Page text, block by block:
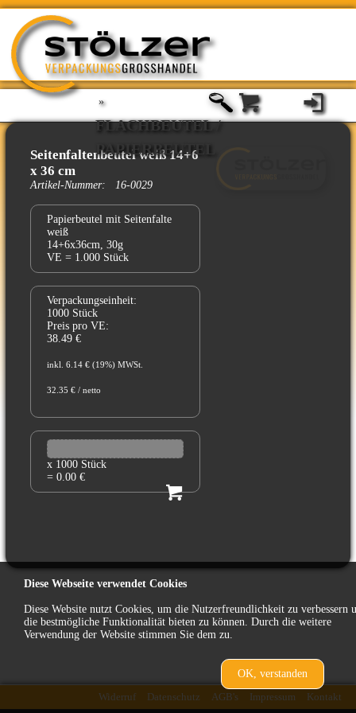
»
FLACHBEUTEL /
PAPIERBEUTEL
Seitenfaltenbeutel weiß 14+6
x 36 cm
Artikel-Nummer: 16-0029
Papierbeutel mit Seitenfalte
weiß
14+6x36cm, 30g
VE = 1.000 Stück
Verpackungseinheit:
1000 Stück
Preis pro VE:
38.49 €
inkl. 6.14 € (19%) MWSt.
32.35 € / netto
x 1000 Stück
= 0.00 €
zurück
Kontakt
Impressum
AGB's
Datenschutz
Widerruf
Diese Webseite verwendet Cookies
Diese Website nutzt Cookies, um die Nutzerfreundlichkeit zu verbessern
die bestmögliche Funktionalität bieten zu können. Durch die weitere
Verwendung der Website stimmen Sie dem zu.
OK, verstanden